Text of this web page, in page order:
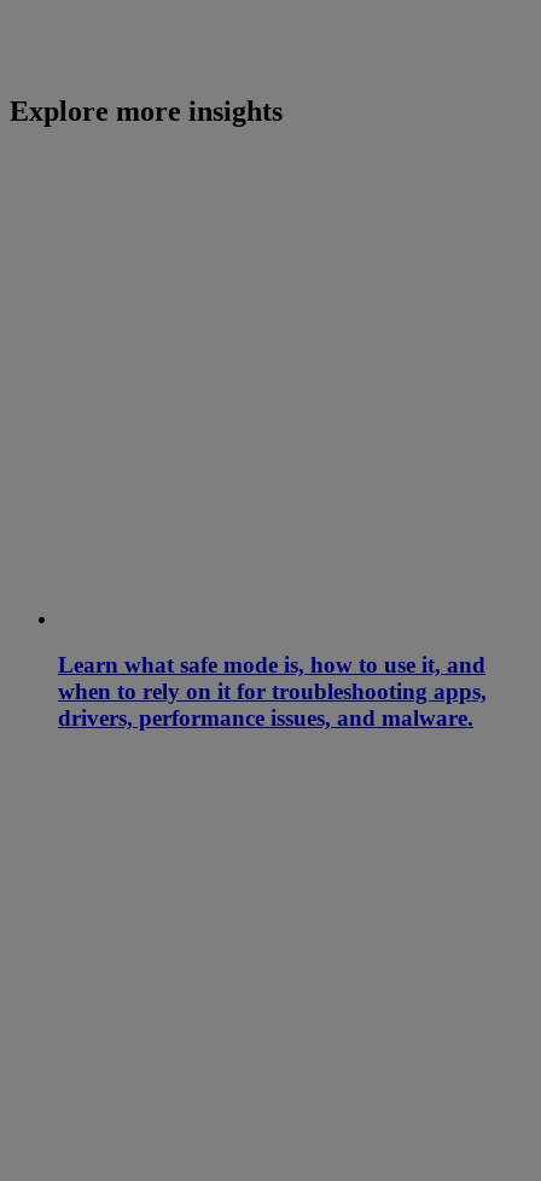
Explore more insights
Learn what safe mode is, how to use it, and
when to rely on it for troubleshooting apps,
drivers, performance issues, and malware.